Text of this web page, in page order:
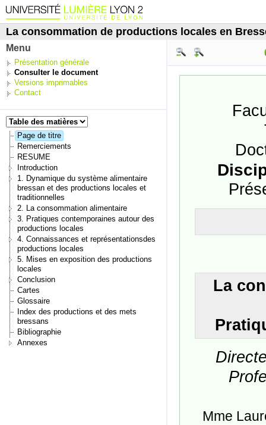
La consommation de productions locales en
Menu
Présentation générale
Consulter le document
Versions imprimables
Contact
Page de titre
Remerciements
RESUME
Introduction
1. Dynamique du système alimentaire
bressan et des productions locales et
traditionnelles
2. La consommation alimentaire
3. Pratiques contemporaines autour des
productions locales
4. Connaissances et représentationsdes
productions locales
5. Mises en exposition des productions
locales
Conclusion
Cartes
Glossaire
Index des productions et des mets
bressans
Bibliographie
Annexes
La
Mme